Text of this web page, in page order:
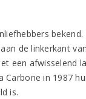
de linkerkant
een afwisselend
in 1987
is.